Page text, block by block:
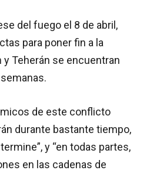
del fuego el 8 de abril,
para poner fin a la
Teherán se encuentran
de este conflicto
durante bastante tiempo,
y “en todas partes,
en las cadenas de